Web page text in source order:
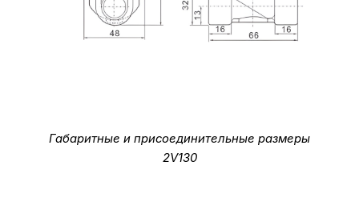
Габаритные и присоединительные размеры
2V130